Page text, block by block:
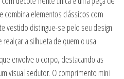
combina elementos clássicos com
vestido distingue-se pelo seu design
a silhueta de quem o usa.
envolve o corpo, destacando as
visual sedutor. O comprimento mini